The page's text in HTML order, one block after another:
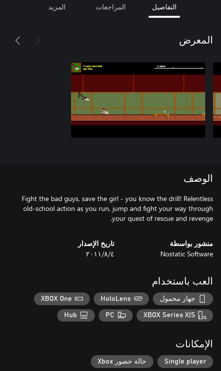
التفاصيل المراجعات المزيد
المعرض
الوصف
Fight the bad guys, save the girl - you know the drill! Relentless
old-school action as you run, jump and fight your way through
your quest of rescue and revenge.
منشور بواسطة
Nostatic Software
تاريخ الإصدار
٤‏/٨‏/٢٠١١
العب باستخدام
جهاز محمول HoloLens
XBOX One
XBOX Series X|S
PC
Hub
الإمكانات
Single player حالة حضور Xbox